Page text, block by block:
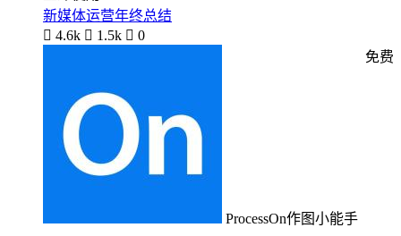
新媒体运营年终总结
 4.6k  1.5k  0
ProcessOn作图小能手
免费